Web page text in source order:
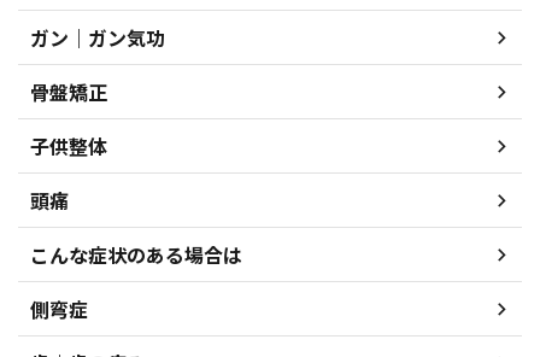
ガン｜ガン気功
骨盤矯正
子供整体
頭痛
こんな症状のある場合は
側弯症